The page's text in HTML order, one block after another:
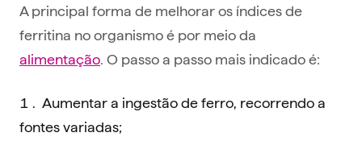
A principal forma de melhorar os índices de
ferritina no organismo é por meio da
alimentação. O passo a passo mais indicado é:
Aumentar a ingestão de ferro, recorrendo a
fontes variadas;